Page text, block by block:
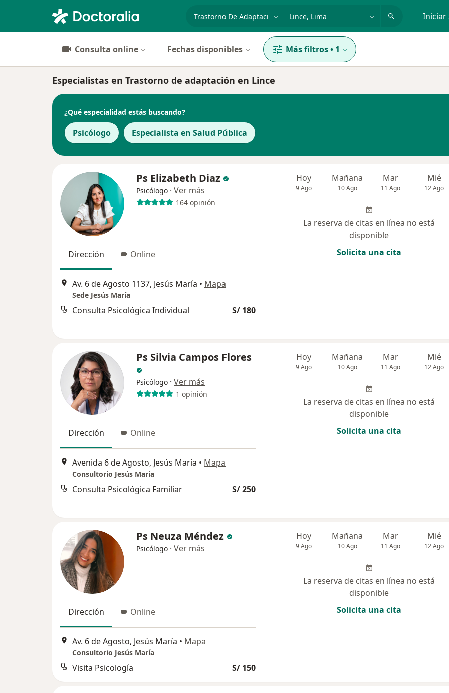
Iniciar
Consulta online Fechas disponibles Más filtros• 1
Especialistas en Trastorno de adaptación en Lince
¿Qué especialidad estás buscando?
Psicólogo Especialista en Salud Pública
Ps Elizabeth Diaz
Psicólogo · Ver más
164 opinión
Dirección Online
Av. 6 de Agosto 1137, Jesús María • Mapa
Sede Jesús María
Consulta Psicológica Individual S/ 180
Hoy
9 Ago
Mañana
10 Ago
Mar
11 Ago
Mié
12 Ago
La reserva de citas en línea no está
disponible
Solicita una cita
Ps Silvia Campos Flores
Psicólogo · Ver más
1 opinión
Dirección Online
Avenida 6 de Agosto, Jesús María • Mapa
Consultorio Jesús Maria
Consulta Psicológica Familiar S/ 250
Hoy
9 Ago
Mañana
10 Ago
Mar
11 Ago
Mié
12 Ago
La reserva de citas en línea no está
disponible
Solicita una cita
Ps Neuza Méndez
Psicólogo · Ver más
Dirección Online
Av. 6 de Agosto, Jesús María • Mapa
Consultorio Jesús María
Visita Psicología S/ 150
Hoy
9 Ago
Mañana
10 Ago
Mar
11 Ago
Mié
12 Ago
La reserva de citas en línea no está
disponible
Solicita una cita